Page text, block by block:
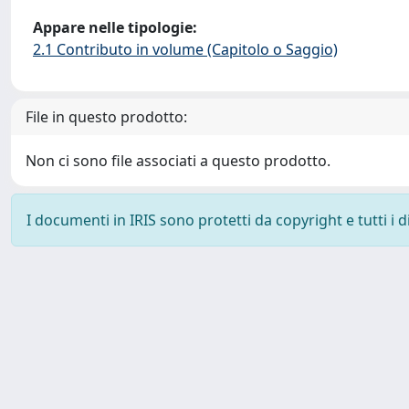
Appare nelle tipologie:
2.1 Contributo in volume (Capitolo o Saggio)
File in questo prodotto:
Non ci sono file associati a questo prodotto.
I documenti in IRIS sono protetti da copyright e tutti i